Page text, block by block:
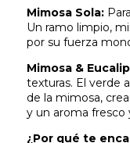
Mimosa Sola:
Un ramo limpio,
por su fuerza
Mimosa &
texturas. El verde
de la mimosa,
y un aroma fresco
¿Por qué te